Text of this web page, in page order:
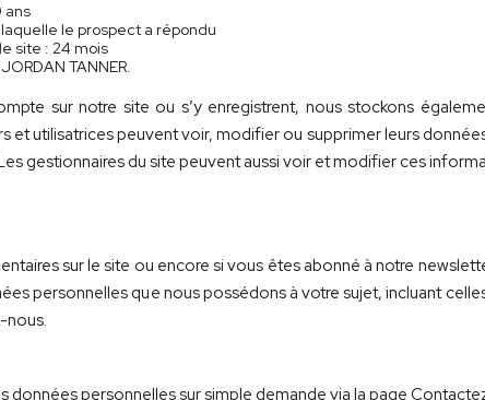
ans
le prospect a répondu
site : 24 mois
TANNER.
sur notre site ou s’y enregistrent, nous stockons
et utilisatrices peuvent voir, modifier ou supprimer leurs
gestionnaires du site peuvent aussi voir et modifier ces
sur le site ou encore si vous êtes abonné à notre
personnelles que nous possédons à votre sujet, incluant
nous.
personnelles sur simple demande via la page